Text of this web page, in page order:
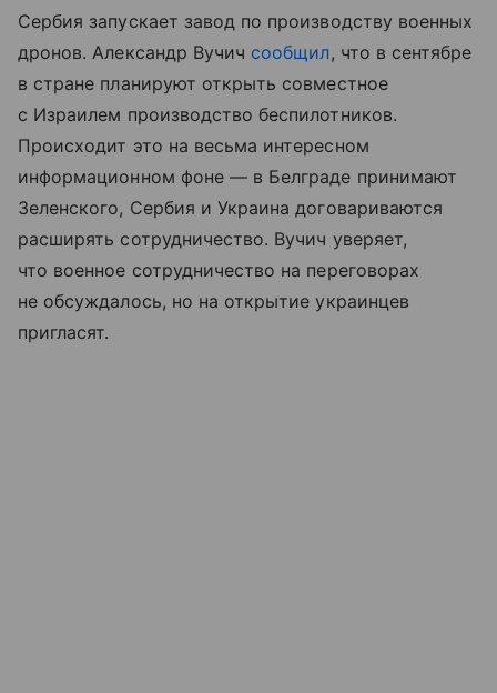
Сербия запускает завод по производству военных
дронов. Александр Вучич сообщил, что в сентябре
в стране планируют открыть совместное
с Израилем производство беспилотников.
Происходит это на весьма интересном
информационном фоне — в Белграде принимают
Зеленского, Сербия и Украина договариваются
расширять сотрудничество. Вучич уверяет,
что военное сотрудничество на переговорах
не обсуждалось, но на открытие украинцев
пригласят.